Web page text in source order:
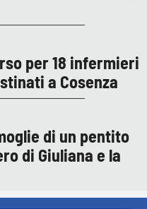
per 18 infermieri
a Cosenza
di un pentito
di Giuliana e la